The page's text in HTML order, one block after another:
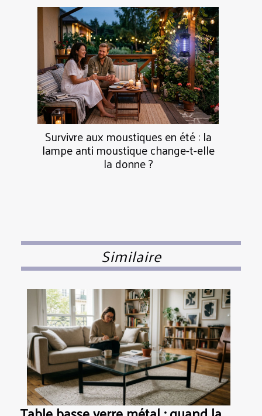
Survivre aux moustiques en été : la
lampe anti moustique change-t-elle
la donne ?
Similaire